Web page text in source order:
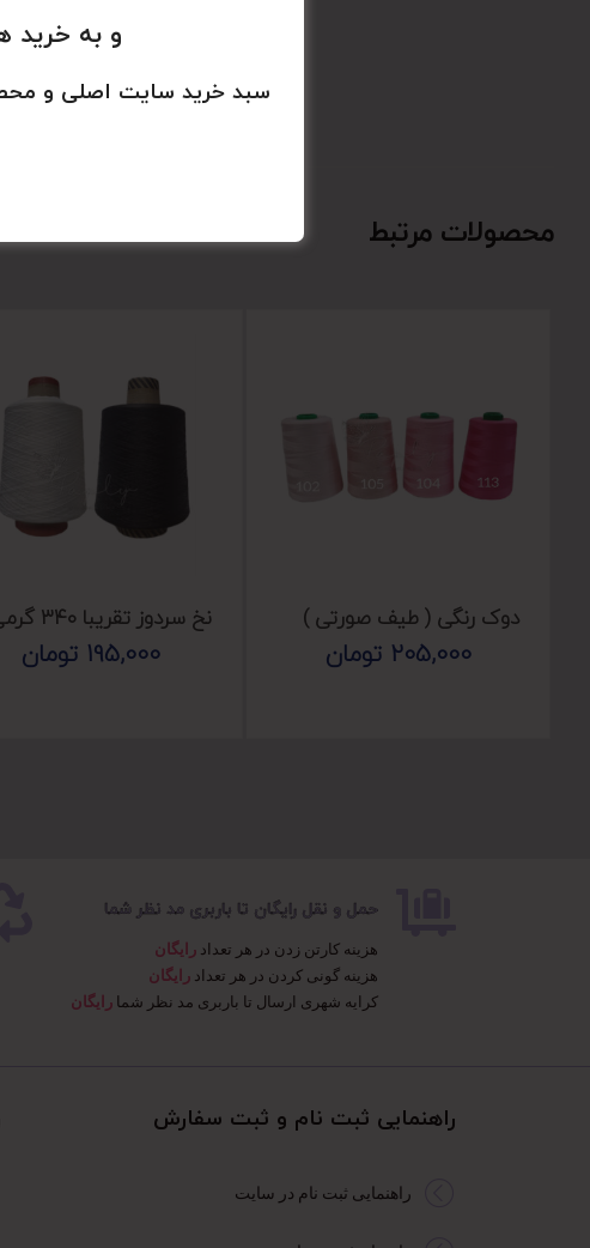
محصولات مرتبط
دوک رنگی ( طیف صورتی )
205,000 تومان
نخ سردوز تقریبا ۳۴۰ گرمی
195,000 تومان
حمل و نقل رایگان تا باربری مد نظر شما
هزینه کارتن زدن در هر تعداد رایگان
هزینه گونی کردن در هر تعداد رایگان
کرایه شهری ارسال تا باربری مد نظر شما رایگان
راهنمایی ثبت نام و ثبت سفارش​
راهنمایی ثبت نام در سایت
و به خرید
سبد خرید سایت اصلی و